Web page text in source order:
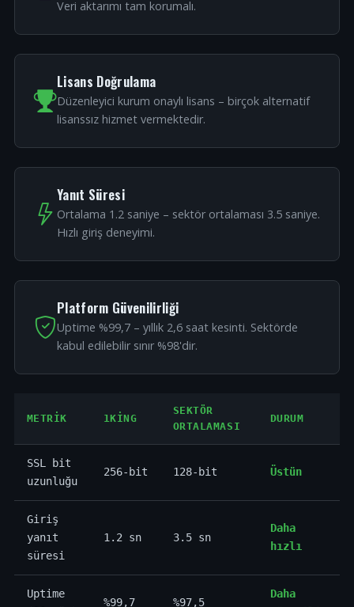
Veri aktarımı tam korumalı.
Lisans Doğrulama
Düzenleyici kurum onaylı lisans – birçok alternatif
lisanssız hizmet vermektedir.
Yanıt Süresi
Ortalama 1.2 saniye – sektör ortalaması 3.5 saniye.
Hızlı giriş deneyimi.
Platform Güvenilirliği
Uptime %99,7 – yıllık 2,6 saat kesinti. Sektörde
kabul edilebilir sınır %98'dir.
METRIK 1KING
SEKTÖR
ORTALAMASI
DURUM
SSL bit
uzunluğu
256-bit 128-bit Üstün
Giriş
yanıt
süresi
1.2 sn 3.5 sn
Daha
hızlı
Uptime
%99,7 %97,5
Daha